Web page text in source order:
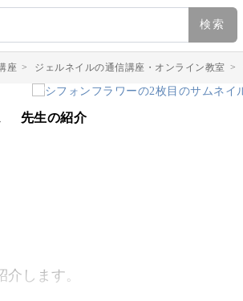
検索
座 > ジェルネイルの通信講座・オンライン教室 >
先生の紹介
します。